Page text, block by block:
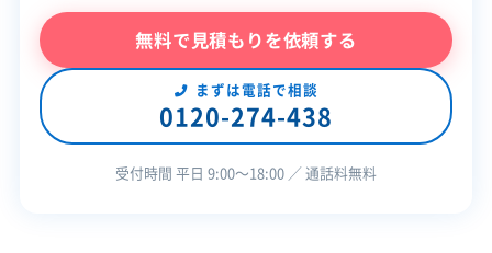
許可番号
【建設業許可】
北海道知事：第640237号
【産業廃棄物収集運搬業許可】
北海道知事：第00110008419号
全部見る
この解体業者の特徴
無料で見積もりを依頼する
まずは電話で相談
0120-274-438
受付時間 平日 9:00〜18:00 ／ 通話料無料